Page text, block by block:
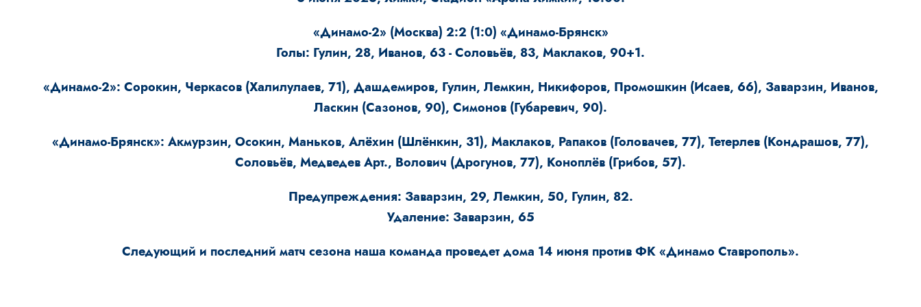
«Динамо-2» (Москва) 2:2 (1:0) «Динамо-Брянск»
Голы: Гулин, 28, Иванов, 63 - Соловьёв, 83, Маклаков, 90+1.
«Динамо-2»: Сорокин, Черкасов (Халилулаев, 71), Дашдемиров, Гулин, Лемкин, Никифоров, Промошкин (Исаев, 66), Заварзин, Иванов,
Ласкин (Сазонов, 90), Симонов (Губаревич, 90).
«Динамо-Брянск»: Акмурзин, Осокин, Маньков, Алёхин (Шлёнкин, 31), Маклаков, Рапаков (Головачев, 77), Тетерлев (Кондрашов, 77),
Соловьёв, Медведев Арт., Волович (Дрогунов, 77), Коноплёв (Грибов, 57).
Предупреждения: Заварзин, 29, Лемкин, 50, Гулин, 82.
Удаление: Заварзин, 65
Следующий и последний матч сезона наша команда проведет дома 14 июня против ФК «Динамо Ставрополь».